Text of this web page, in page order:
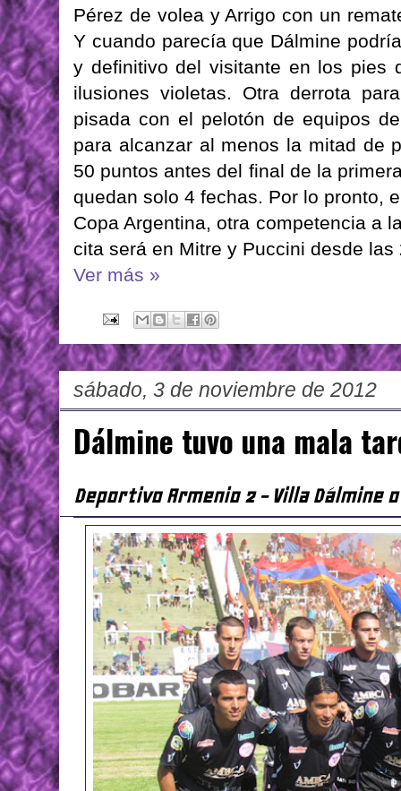
Pérez de volea y Arrigo con un
Y cuando parecía que Dálmine
y definitivo del visitante en los pies
ilusiones violetas. Otra derrota
pisada con el pelotón de equipos
para alcanzar al menos la mitad de
50 puntos antes del final de la
quedan solo 4 fechas. Por lo pronto,
Copa Argentina, otra competencia a
cita será en Mitre y Puccini desde
Ver más »
sábado, 3 de noviembre de 2012
Dálmine tuvo una mala
Deportivo Armenio 2 - Villa Dálmine 0